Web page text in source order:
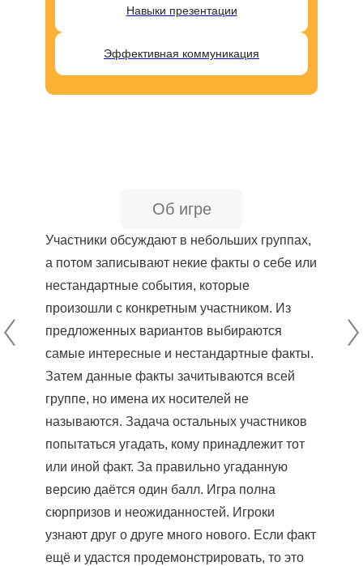
Навыки презентации
Эффективная коммуникация
Об игре
Участники обсуждают в небольших группах,
а потом записывают некие факты о себе или
нестандартные события, которые
произошли с конкретным участником. Из
предложенных вариантов выбираются
самые интересные и нестандартные факты.
Затем данные факты зачитываются всей
группе, но имена их носителей не
называются. Задача остальных участников
попытаться угадать, кому принадлежит тот
или иной факт. За правильно угаданную
версию даётся один балл. Игра полна
сюрпризов и неожиданностей. Игроки
узнают друг о друге много нового. Если факт
ещё и удастся продемонстрировать, то это